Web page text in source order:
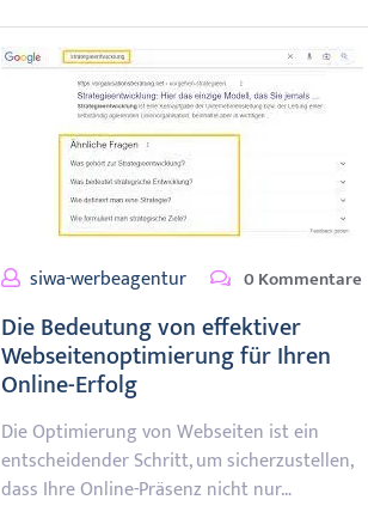
siwa-werbeagentur 0 Kommentare
Die Bedeutung von effektiver
Webseitenoptimierung für Ihren
Online-Erfolg
Die Optimierung von Webseiten ist ein
entscheidender Schritt, um sicherzustellen,
dass Ihre Online-Präsenz nicht nur…